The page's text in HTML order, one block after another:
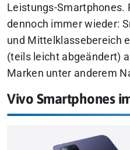
Leistungs-Smartphones.
dennoch immer wieder:
und Mittelklassebereich
(teils leicht abgeändert)
Marken unter anderem
Vivo Smartphones